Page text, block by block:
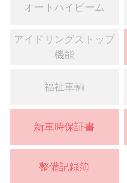
オートハイビーム
アイドリングストップ
機能
福祉車輌
新車時保証書
整備記録簿